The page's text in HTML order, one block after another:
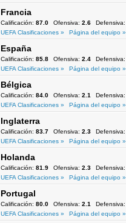
Francia
Calificación: 87.0 Ofensiva: 2.6 Defensiva:
UEFA Clasificaciones »
Página del equipo »
España
Calificación: 85.8 Ofensiva: 2.4 Defensiva:
UEFA Clasificaciones »
Página del equipo »
Bélgica
Calificación: 84.0 Ofensiva: 2.1 Defensiva:
UEFA Clasificaciones »
Página del equipo »
Inglaterra
Calificación: 83.7 Ofensiva: 2.3 Defensiva:
UEFA Clasificaciones »
Página del equipo »
Holanda
Calificación: 81.9 Ofensiva: 2.3 Defensiva:
UEFA Clasificaciones »
Página del equipo »
Portugal
Calificación: 80.0 Ofensiva: 2.1 Defensiva:
UEFA Clasificaciones »
Página del equipo »